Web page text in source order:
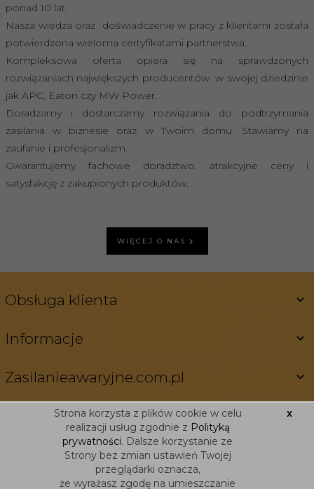
ponad 10 lat.
Nasza wiedza oraz doświadczenie w pracy z klientami została
potwierdzona wieloma certyfikatami partnerstwa.
Kompleksowa oferta opiera się na sprawdzonych
rozwiązaniach największych producentów w swojej dziedzinie
jak APC, Eaton czy MW Power.
Doradzamy i dostarczamy rozwiązania do podtrzymania
zasilania w biznesie oraz w Twoim domu. Stawiamy na
zaufanie i profesjonalizm.
Gwarantujemy fachowe doradztwo, atrakcyjne ceny i
satysfakcję z zakupionych produktów.
WIĘCEJ O NAS
Obsługa klienta
Informacje
Zasilanieawaryjne.com.pl
INFORMACJA O COOKIES
OPROGRAMOWANIE SKLEPU INTERNETOWEGOREDCART.PL
Strona korzysta z plików cookie w celu
realizacji usług zgodnie z Polityką
prywatności. Dalsze korzystanie ze
Strony bez zmian ustawień Twojej
przeglądarki oznacza,
że wyrażasz zgodę na umieszczanie
x